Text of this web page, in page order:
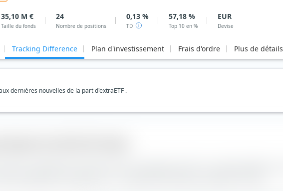
35,10 M €
Taille du fonds
24
Nombre de positions
0,13 %
TD
57,18 %
Top 10 en %
EUR
Devise
Tracking Difference Plan d'investissement Frais d'ordre Plus de détails
dernières nouvelles de la part d'extraETF .